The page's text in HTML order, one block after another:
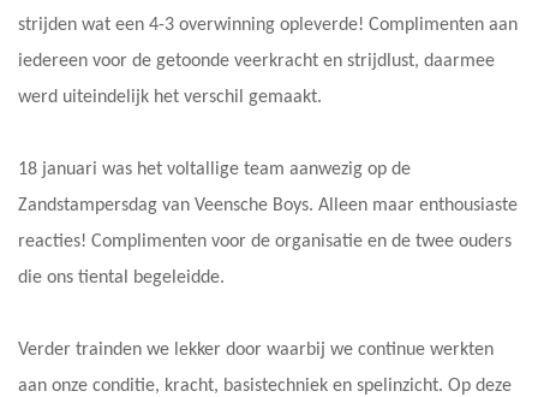
strijden wat een 4-3 overwinning opleverde! Complimenten aan
iedereen voor de getoonde veerkracht en strijdlust, daarmee
werd uiteindelijk het verschil gemaakt.
18 januari was het voltallige team aanwezig op de
Zandstampersdag van Veensche Boys. Alleen maar enthousiaste
reacties! Complimenten voor de organisatie en de twee ouders
die ons tiental begeleidde.
Verder trainden we lekker door waarbij we continue werkten
aan onze conditie, kracht, basistechniek en spelinzicht. Op deze